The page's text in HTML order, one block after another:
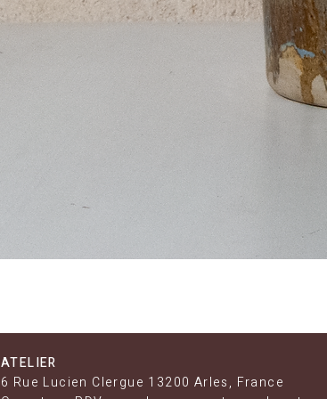
ATELIER
6 Rue Lucien Clergue 13200 Arles, France